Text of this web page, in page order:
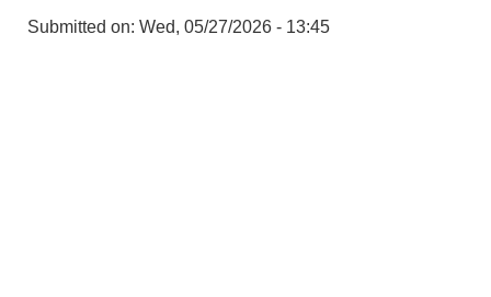
Submitted on: Wed, 05/27/2026 - 13:45